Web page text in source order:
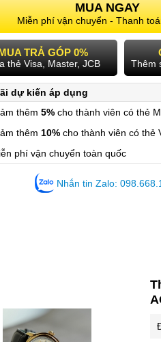
MUA NGAY
Miễn phí vận chuyển - Thanh
TRẢ GÓP 0%
thẻ Visa, Master, JCB Thêm
dự kiến áp dụng
thêm 5%cho thành viên có thẻ
thêm 10%cho thành viên có thẻ
phí vận chuyển toàn quốc
Nhắn tin Zalo: